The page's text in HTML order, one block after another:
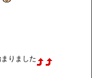
りました